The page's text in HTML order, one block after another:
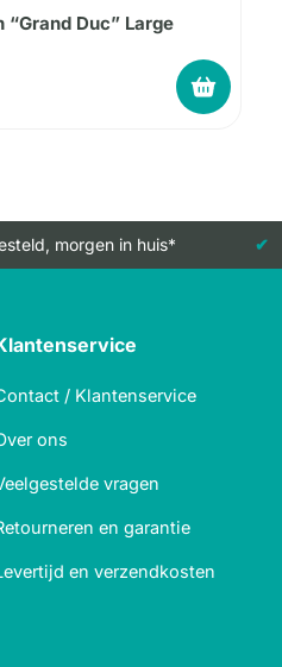
“Grand Duc” Large
morgen in huis*
/ Klantenservice
ons
vragen
en garantie
en verzendkosten